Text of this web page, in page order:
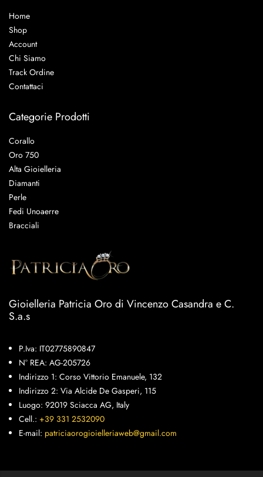
Gioielleria Patricia Oro di Vincenzo Casandra e C.
S.a.s
P.Iva: IT02775890847
N° REA: AG-205726
Indirizzo 1: Corso Vittorio Emanuele, 132
Indirizzo 2: Via Alcide De Gasperi, 115
Luogo: 92019 Sciacca AG, Italy
Cell.: +39 331 2532090
E-mail: patriciaorogioielleriaweb@gmail.com
Categorie Prodotti
Corallo
Oro 750
Alta Gioielleria
Diamanti
Perle
Fedi Unoaerre
Bracciali
Home
Shop
Account
Chi Siamo
Track Ordine
Contattaci